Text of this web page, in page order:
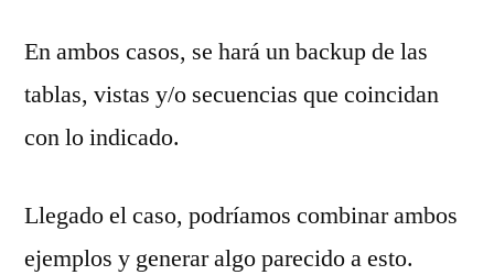
En ambos casos, se hará un backup de las
tablas, vistas y/o secuencias que coincidan
con lo indicado.
Llegado el caso, podríamos combinar ambos
ejemplos y generar algo parecido a esto.